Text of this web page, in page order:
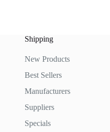
Shipping
New Products
Best Sellers
Manufacturers
Suppliers
Specials